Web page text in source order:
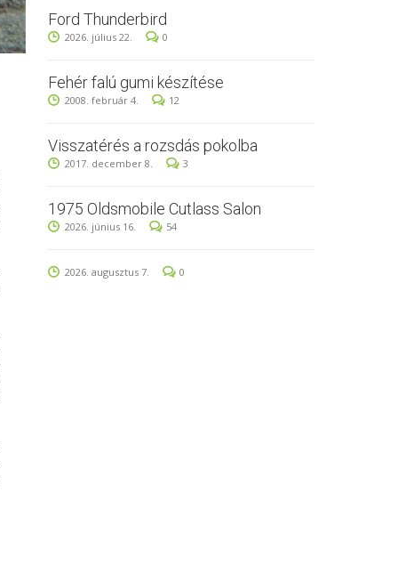
Ford Thunderbird
2026. július 22. 0
Fehér falú gumi készítése
2008. február 4. 12
Visszatérés a rozsdás pokolba
2017. december 8. 3
1975 Oldsmobile Cutlass Salon
2026. június 16. 54
2026. augusztus 7. 0